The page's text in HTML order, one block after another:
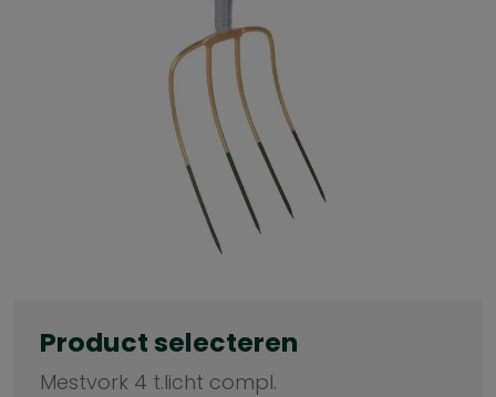
Product selecteren
Mestvork 4 t.licht compl.